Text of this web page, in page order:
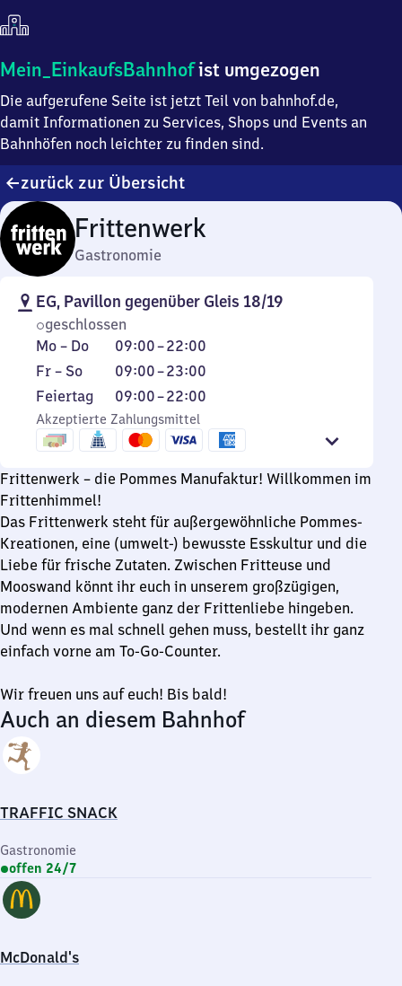
Mein
Einkaufsbahnhof
ist
umgezogen
Mein_EinkaufsBahnhofist umgezogen
Die aufgerufene Seite ist jetzt Teil von bahnhof.de,
damit Informationen zu Services, Shops und Events an
Bahnhöfen noch leichter zu finden sind.
zurück zur Übersicht
Frittenwerk
Gastronomie
EG, Pavillon gegenüber Gleis 18/19
geschlossen
Montag
bis
Donnerstag
Mo – Do 09:00–22:00
Von
9
Uhr
bis
22
Uhr
Freitag
bis
Sonntag
Fr – So 09:00–23:00
Von
9
Uhr
bis
23
Uhr
Feiertag
Feiertag 09:00–22:00
Von
9
Uhr
22
Akzeptierte Zahlungsmittel
Frittenwerk – die Pommes Manufaktur! Willkommen im
Frittenhimmel!
Das Frittenwerk steht für außergewöhnliche Pommes-
Kreationen, eine (umwelt-) bewusste Esskultur und die
Liebe für frische Zutaten. Zwischen Fritteuse und
Mooswand könnt ihr euch in unserem großzügigen,
modernen Ambiente ganz der Frittenliebe hingeben.
Und wenn es mal schnell gehen muss, bestellt ihr ganz
einfach vorne am To-Go-Counter.
Wir freuen uns auf euch! Bis bald!
Auch an diesem Bahnhof
TRAFFIC SNACK
Gastronomie
offen 24/7
McDonald's